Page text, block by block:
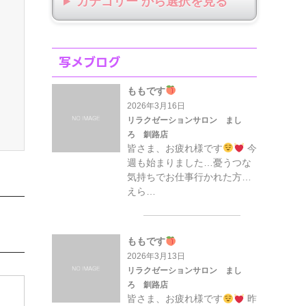
写メブログ
ももです
2026年3月16日
リラクゼーションサロン まし
ろ 釧路店
皆さま、お疲れ様です
今
週も始まりました…憂うつな
気持ちでお仕事行かれた方…
えら…
ももです
2026年3月13日
リラクゼーションサロン まし
ろ 釧路店
皆さま、お疲れ様です 昨